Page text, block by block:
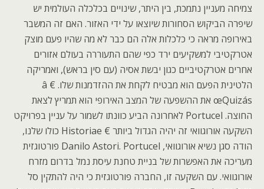
צמיחה מעניין נתמכת, בין היתר, שינויים בכלכלה העולמית יש
שיפרה הביקוש הסחורות שיוצאו על ידי האזור. האם זה המשבר
באירופה מראה כי כלכלות אלה הם כבר לא מה שהיו פעם מוצק
אטרקטיבי למשקיעים ירד כפי שהם התעוררה בעולם אזורים
אחרים אטרקטיביים כגון יבשת אסיה (עם סין בראש), ואמריקה
הלטינית הפעם הוא מבטיח לקחת את ההזדמנות שלו. â €
œQuizás את ההשפעה של המצב האירופי הוא תמריץ לצאת
החוצה. Portucel לאחרונה הביע כוונתו לשמור על עניין בפרויקט
השקעה אורוגוואי זה יהיה הגדול ביותר € Historiae כולו שלנו,
הודה סגן נשיא אורוגוואי, Danilo Astori. Portucel פורטוגזית
מעריכה את האפשרות של בניית טחנת עיסת נמל בדרום מזרח
אורוגוואי. עם השקעה זו, החברה פורטוגזית כי היה להתקין סל